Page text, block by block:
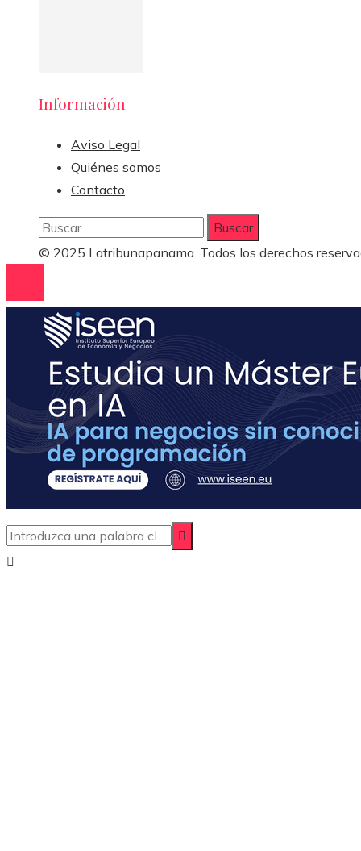
Información
Aviso Legal
Quiénes somos
Contacto
Buscar:
© 2025 Latribunapanama. Todos los derechos